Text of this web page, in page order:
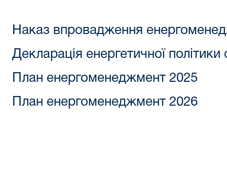
Наказ впровадження
Декларація енергетичної політики
План енергоменеджмент 2025
План енергоменеджмент 2026